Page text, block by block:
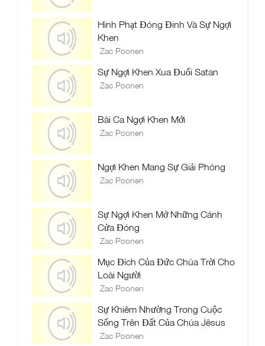
Hình Phạt Đóng Đinh Và Sự Ngợi
Khen
Zac Poonen
Sự Ngợi Khen Xua Đuổi Satan
Zac Poonen
Bài Ca Ngợi Khen Mới
Zac Poonen
Ngợi Khen Mang Sự Giải Phóng
Zac Poonen
Sự Ngợi Khen Mở Những Cánh
Cửa Đóng
Zac Poonen
Mục Đích Của Đức Chúa Trời Cho
Loài Người
Zac Poonen
Sự Khiêm Nhường Trong Cuộc
Sống Trên Đất Của Chúa Jêsus
Zac Poonen